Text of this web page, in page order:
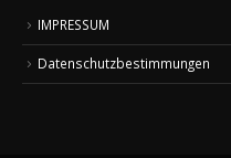
IMPRESSUM
Datenschutzbestimmungen